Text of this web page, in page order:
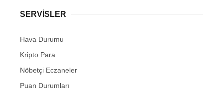
SERVİSLER
Hava Durumu
Kripto Para
Nöbetçi Eczaneler
Puan Durumları